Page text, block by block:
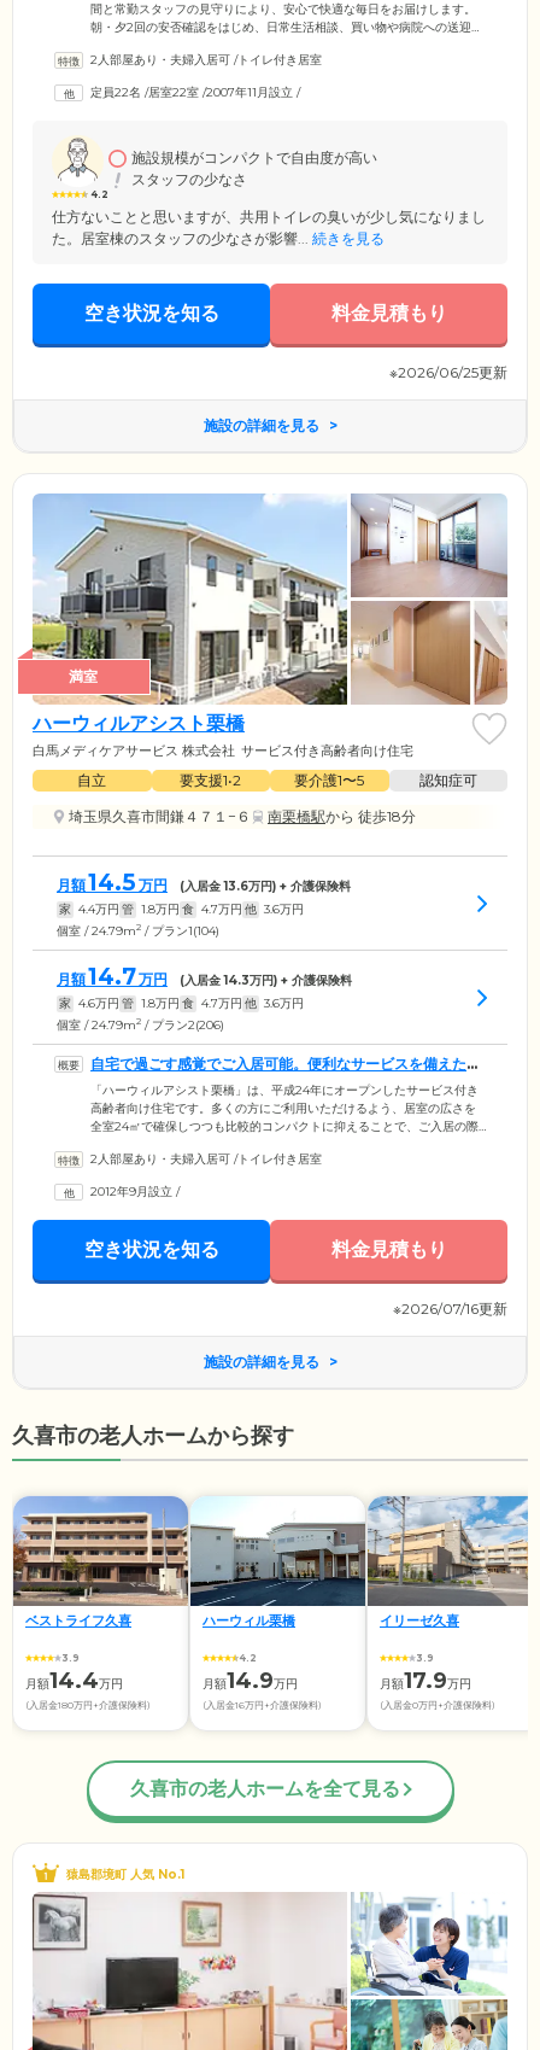
間と常勤スタッフの見守りにより、安心で快適な毎日をお届けします。
朝・夕2回の安否確認をはじめ、日常生活相談、買い物や病院への送迎、
多彩な生活支援サービスをご提供。月に一度、来訪した看護師へ健康相
制も万全。提携病院による訪問診療も実施しており、ご希望の方は施設
トします。
2人部屋あり・夫婦入居可 /トイレ付き居室
定員22名 /居室22室 /2007年11月設立 /
4.2
施設規模がコンパクトで自由度が高い
スタッフの少なさ
仕方ないことと思いますが、共用トイレの臭いが少し気になりまし
た。居室棟のスタッフの少なさが影響... 続きを見る
空き状況を知る 料金見積もり
※2026/06/25更新
施設の詳細を見る
満室
ハーウィルアシスト栗橋
白馬メディケアサービス 株式会社 サービス付き高齢者向け住宅
自立 要支援1•2 要介護1〜5
認知症可
埼玉県久喜市間鎌４７１−６
南栗橋駅から 徒歩18分
月額14.5 万円 (入居金13.6万円) + 介護保険料
家 4.4万円 管 1.8万円 食 4.7万円 他 3.6万円
個室 / 24.79m2 / プラン1(104)
月額14.7万円 (入居金14.3万円) + 介護保険料
家 4.6万円 管 1.8万円 食 4.7万円 他 3.6万円
個室 / 24.79m2 / プラン2(206)
自宅で過ごす感覚でご入居可能。便利なサービスを備えた賃
貸住宅です
「ハーウィルアシスト栗橋」は、平成24年にオープンしたサービス付き
高齢者向け住宅です。多くの方にご利用いただけるよう、居室の広さを
全室24㎡で確保しつつも比較的コンパクトに抑えることで、ご入居の際
レ、洗面所、洗濯機置き場、浴室が設置されておりますので、ご自宅に
局、近隣スーパーへの送迎や、日常生活のサポートを行うフロントサー
ビスもございます。ペットと一緒にご入居いただけるお部屋もございま
2人部屋あり・夫婦入居可 /トイレ付き居室
2012年9月設立 /
空き状況を知る 料金見積もり
※2026/07/16更新
施設の詳細を見る
久喜市の老人ホームから探す
ベストライフ久喜
3.9
月額14.4万円
(入居金180万円+介護保険料)
ハーウィル栗橋
4.2
月額14.9万円
(入居金16万円+介護保険料)
イリーゼ久喜
3.9
月額17.9万円
(入居金0万円+介護保険料)
久喜市の老人ホームを全て見る
猿島郡境町 人気 No.1